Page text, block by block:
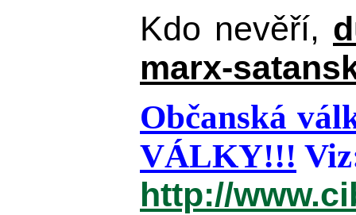
Kdo nevěří,
marx-
Občanská
VÁLKY!!!
http://